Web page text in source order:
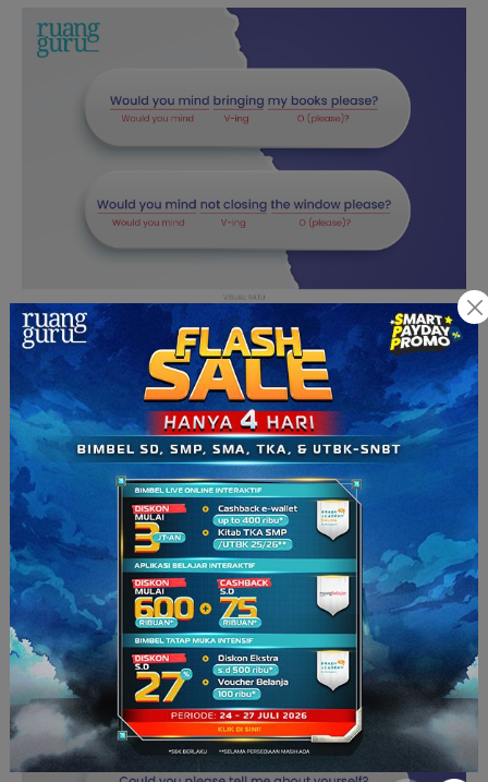
Would/Could + Subject + (please) + V1 +
Object/Complement?
Contoh kalimatnya adalahWould you please wait for a
minute?(Akankah kamu menungguku sebentar saja?). Selain
itu, sama seperti tipe sebelumnya, ungkapan ini juga dapat
dilakukan dalam bentuk negatif, seperti
Could you please not
put your bag here?(Dapatkah kamu tidak menaruh tasmu di
sini?).